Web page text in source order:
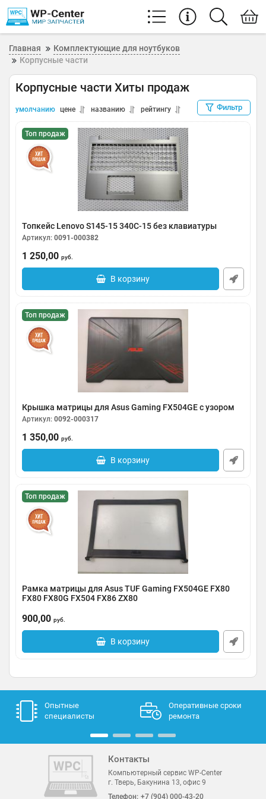
Главная
Комплектующие для ноутбуков
Корпусные части
Корпусные части Хиты продаж
умолчанию цене названию рейтингу Фильтр
Топ продаж
Топкейс Lenovo S145-15 340C-15 без клавиатуры
Артикул: 0091-000382
1 250,00 руб.
В корзину
Топ продаж
Крышка матрицы для Asus Gaming FX504GE с узором
Артикул: 0092-000317
1 350,00 руб.
В корзину
Топ продаж
Рамка матрицы для Asus TUF Gaming FX504GE FX80
FX80 FX80G FX504 FX86 ZX80
900,00 руб.
В корзину
Опытные
специалисты
Оперативные сроки
ремонта
Контакты
Компьютерный сервис WP-Center
г. Тверь, Бакунина 13, офис 9
Телефон: +7 (904) 000-43-20